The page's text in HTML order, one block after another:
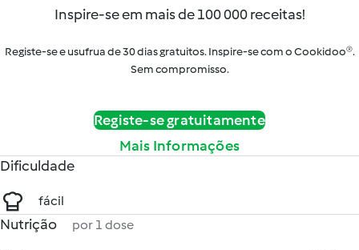
Inspire-se em mais de 100 000 receitas!
Registe-se e usufrua de 30 dias gratuitos. Inspire-se com o Cookidoo®.
Sem compromisso.
Registe-se gratuitamente
Mais Informações
Dificuldade
fácil
Nutrição por 1 dose